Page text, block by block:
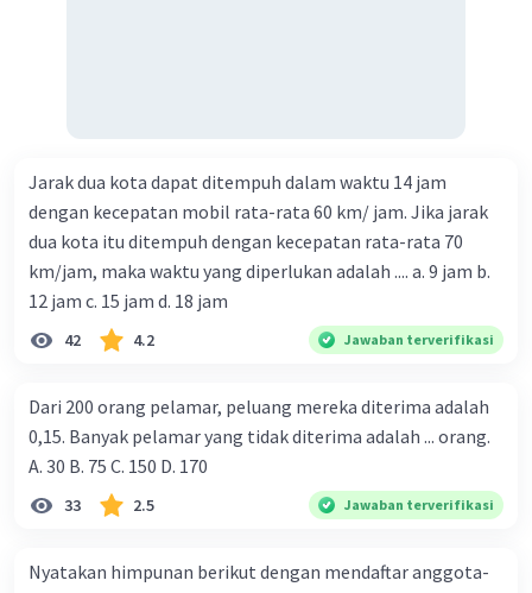
Jarak dua kota dapat ditempuh dalam waktu 14 jam
dengan kecepatan mobil rata-rata 60 km/ jam. Jika jarak
dua kota itu ditempuh dengan kecepatan rata-rata 70
km/jam, maka waktu yang diperlukan adalah .... a. 9 jam b.
12 jam c. 15 jam d. 18 jam
42 4.2 Jawaban terverifikasi
Dari 200 orang pelamar, peluang mereka diterima adalah
0,15. Banyak pelamar yang tidak diterima adalah ... orang.
A. 30 B. 75 C. 150 D. 170
33 2.5 Jawaban terverifikasi
Nyatakan himpunan berikut dengan mendaftar anggota-